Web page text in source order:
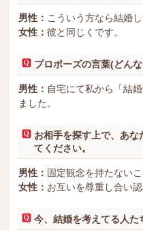
男性： こういう方なら結婚
女性： 彼と同じくです。
プロポーズの言葉(どん
男性： 自宅にて私から「結
ました。
お相手を探す上で、あな
てください。
男性： 固定観念を持たないこ
女性： お互いを尊重し合い認
今、結婚を考えてる人た